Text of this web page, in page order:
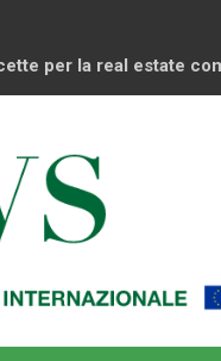
per la real estate